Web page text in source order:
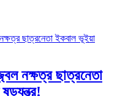
নক্ষত্র ছাত্রনেতা